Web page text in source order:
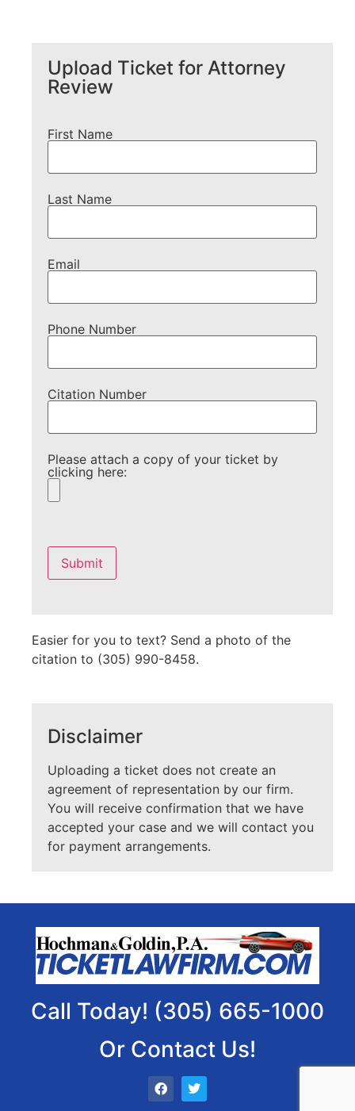
Upload Ticket for Attorney
Review
First Name
Last Name
Email
Phone Number
Citation Number
Please attach a copy of your ticket by
clicking here:
leave
this
field
empty.
Easier for you to text? Send a photo of the
citation to (305) 990-8458.
Disclaimer
Uploading a ticket does not create an
agreement of representation by our firm.
You will receive confirmation that we have
accepted your case and we will contact you
for payment arrangements.
Call Today! (305) 665-1000
Or Contact Us!